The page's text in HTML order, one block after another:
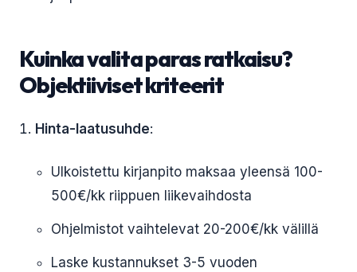
Kuinka valita paras ratkaisu?
Objektiiviset kriteerit
Hinta-laatusuhde:
Ulkoistettu kirjanpito maksaa yleensä 100-
500€/kk riippuen liikevaihdosta
Ohjelmistot vaihtelevat 20-200€/kk välillä
Laske kustannukset 3-5 vuoden